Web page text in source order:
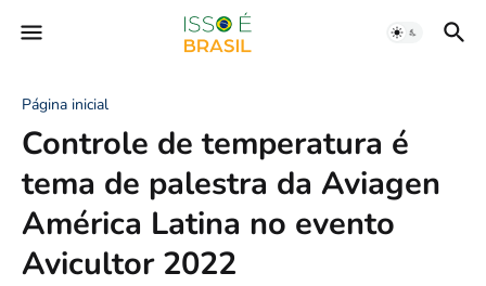
Página inicial
Controle de temperatura é
tema de palestra da Aviagen
América Latina no evento
Avicultor 2022